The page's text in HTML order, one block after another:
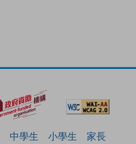
中學生 小學生
家長